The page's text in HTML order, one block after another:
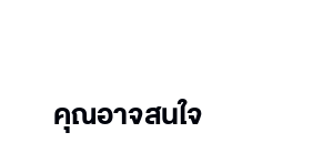
คุณอาจสนใจ